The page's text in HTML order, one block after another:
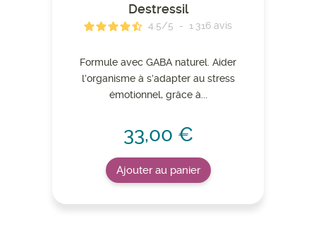
Destressil
4.5/5 - 1 316 avis
Formule avec GABA naturel. Aider
l’organisme à s’adapter au stress
émotionnel, grâce à...
33,00 €
Ajouter au panier